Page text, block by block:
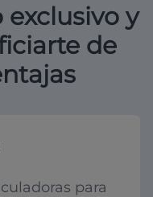
y
de
para